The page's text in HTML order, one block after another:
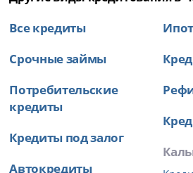
Все кредиты
Срочные займы
Потребительские
кредиты
Кредиты под залог
Автокредиты